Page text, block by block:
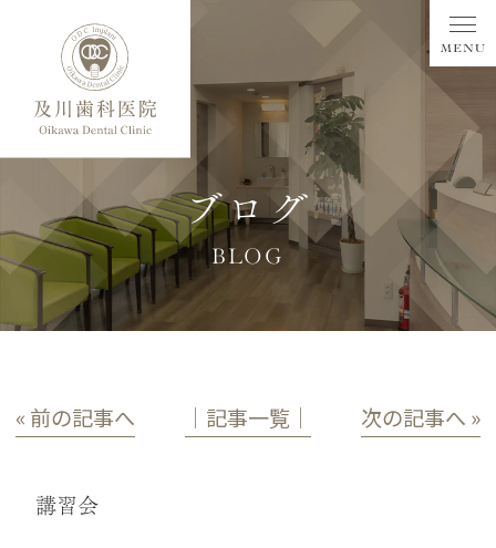
ブログ
BLOG
« 前の記事へ │記事一覧│ 次の記事へ »
講習会